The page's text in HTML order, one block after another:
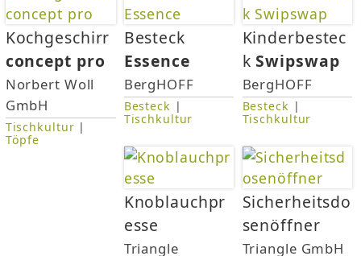
Kochgeschirr
concept pro
Norbert Woll
GmbH
Tischkultur |
Töpfe
Besteck
Essence
BergHOFF
Besteck |
Tischkultur
Kinderbestec
k Swipswap
BergHOFF
Besteck |
Tischkultur
Knoblauchpr
esse
Triangle
Sicherheitsdo
senöffner
Triangle GmbH
n